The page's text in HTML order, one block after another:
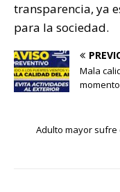
transparencia, ya
para la sociedad.
Mala
Adulto mayor sufre